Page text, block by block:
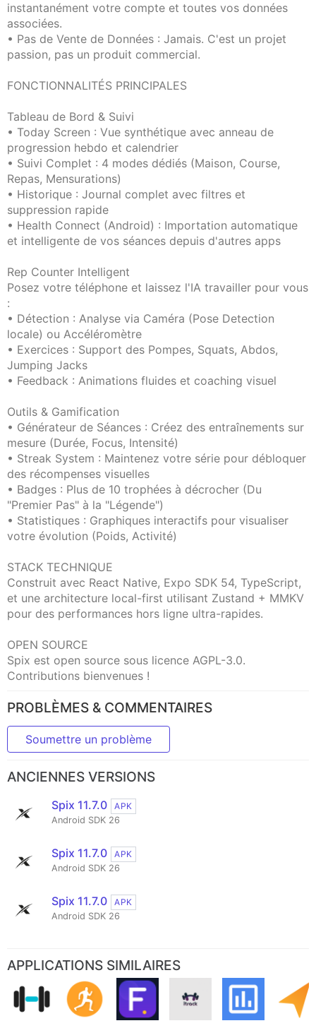
instantanément votre compte et toutes vos données
associées.
• Pas de Vente de Données : Jamais. C'est un projet
passion, pas un produit commercial.
FONCTIONNALITÉS PRINCIPALES
Tableau de Bord & Suivi
• Today Screen : Vue synthétique avec anneau de
progression hebdo et calendrier
• Suivi Complet : 4 modes dédiés (Maison, Course,
Repas, Mensurations)
• Historique : Journal complet avec filtres et
suppression rapide
• Health Connect (Android) : Importation automatique
et intelligente de vos séances depuis d'autres apps
Rep Counter Intelligent
Posez votre téléphone et laissez l'IA travailler pour vous
:
• Détection : Analyse via Caméra (Pose Detection
locale) ou Accéléromètre
• Exercices : Support des Pompes, Squats, Abdos,
Jumping Jacks
• Feedback : Animations fluides et coaching visuel
Outils & Gamification
• Générateur de Séances : Créez des entraînements sur
mesure (Durée, Focus, Intensité)
• Streak System : Maintenez votre série pour débloquer
des récompenses visuelles
• Badges : Plus de 10 trophées à décrocher (Du
"Premier Pas" à la "Légende")
• Statistiques : Graphiques interactifs pour visualiser
votre évolution (Poids, Activité)
STACK TECHNIQUE
Construit avec React Native, Expo SDK 54, TypeScript,
et une architecture local-first utilisant Zustand + MMKV
pour des performances hors ligne ultra-rapides.
OPEN SOURCE
Spix est open source sous licence AGPL-3.0.
Contributions bienvenues !
PROBLÈMES & COMMENTAIRES
Soumettre un problème
ANCIENNES VERSIONS
Spix 11.7.0
APK
Android SDK 26
Spix 11.7.0
APK
Android SDK 26
Spix 11.7.0
APK
Android SDK 26
APPLICATIONS SIMILAIRES